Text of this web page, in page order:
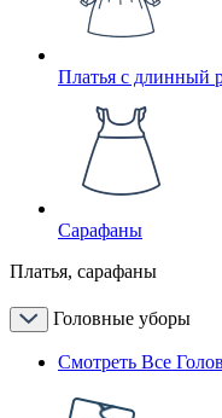
Платья с длинный
Сарафаны
Платья, сарафаны
Головные уборы
Смотреть Все